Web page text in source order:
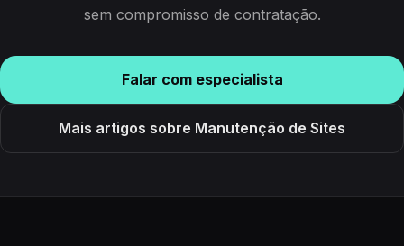
sem compromisso de contratação.
Falar com especialista
Mais artigos sobre Manutenção de Sites